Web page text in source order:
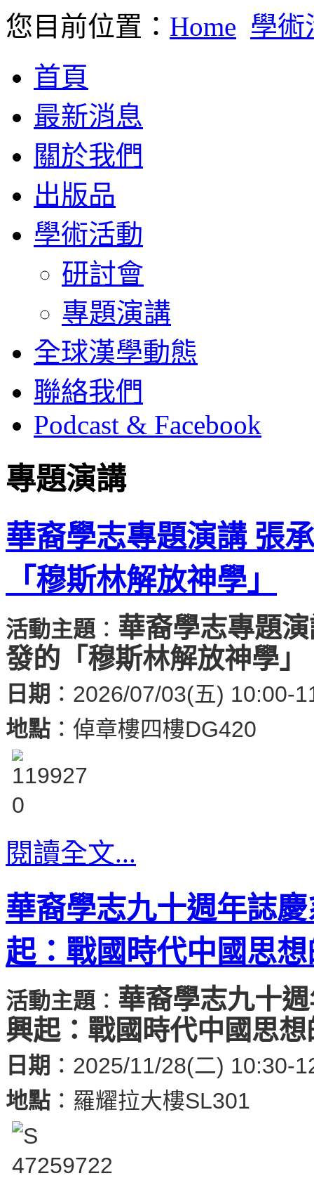
您目前位置： Home 學術
首頁
最新消息
關於我們
出版品
學術活動
研討會
專題演講
全球漢學動態
聯絡我們
Podcast & Facebook
專題演講
華裔學志專題演講 張
「穆斯林解放神學」
活動主題： 華裔學志專題
發的「穆斯林解放神學」
日期 ：2026/07/03(五) 10:00-
地點 ：倬章樓四樓DG420
閱讀全文...
華裔學志九十週年誌
起：戰國時代中國思
活動主題： 華裔學志九十
興起：戰國時代中國思想
日期 ：2025/11/28(二) 10:30-
地點 ：羅耀拉大樓SL301